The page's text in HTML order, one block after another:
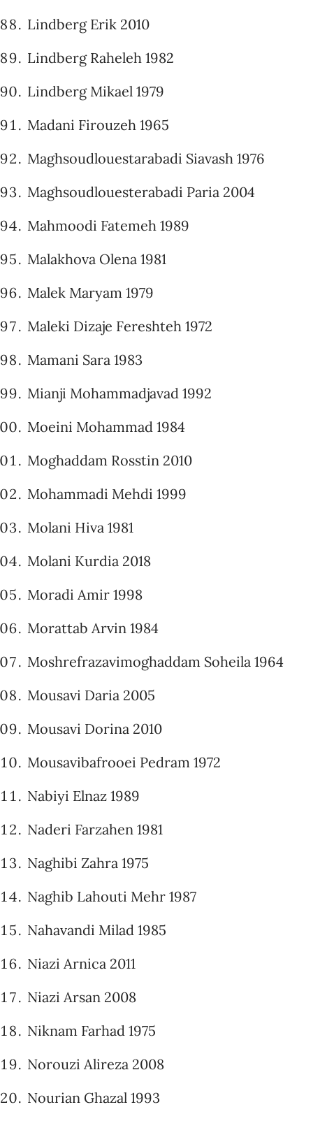
Lindberg Erik 2010
Lindberg Raheleh 1982
Lindberg Mikael 1979
Madani Firouzeh 1965
Maghsoudlouestarabadi Siavash 1976
Maghsoudlouesterabadi Paria 2004
Mahmoodi Fatemeh 1989
Malakhova Olena 1981
Malek Maryam 1979
Maleki Dizaje Fereshteh 1972
Mamani Sara 1983
Mianji Mohammadjavad 1992
Moeini Mohammad 1984
Moghaddam Rosstin 2010
Mohammadi Mehdi 1999
Molani Hiva 1981
Molani Kurdia 2018
Moradi Amir 1998
Morattab Arvin 1984
Moshrefrazavimoghaddam Soheila 1964
Mousavi Daria 2005
Mousavi Dorina 2010
Mousavibafrooei Pedram 1972
Nabiyi Elnaz 1989
Naderi Farzahen 1981
Naghibi Zahra 1975
Naghib Lahouti Mehr 1987
Nahavandi Milad 1985
Niazi Arnica 2011
Niazi Arsan 2008
Niknam Farhad 1975
Norouzi Alireza 2008
Nourian Ghazal 1993